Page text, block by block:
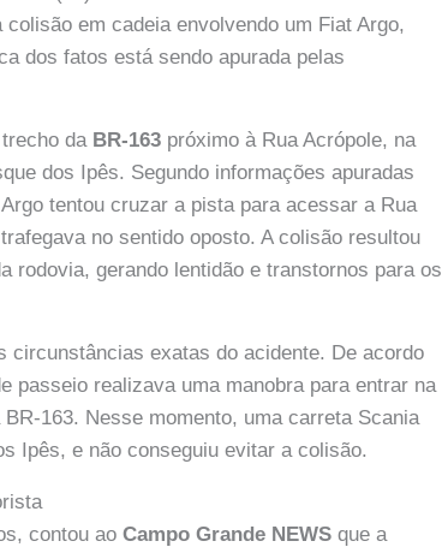
em cadeia envolvendo um Fiat Argo,
dos fatos está sendo apurada pelas
da BR-163 próximo à Rua Acrópole, na
dos Ipês. Segundo informações apuradas
tentou cruzar a pista para acessar a Rua
no sentido oposto. A colisão resultou
rodovia, gerando lentidão e transtornos para os
circunstâncias exatas do acidente. De acordo
passeio realizava uma manobra para entrar na
163. Nesse momento, uma carreta Scania
Ipês, e não conseguiu evitar a colisão.
contou aoCampo Grande NEWS que a